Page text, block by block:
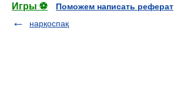
Игры ⚽
Поможем написать реферат
нарқоспақ